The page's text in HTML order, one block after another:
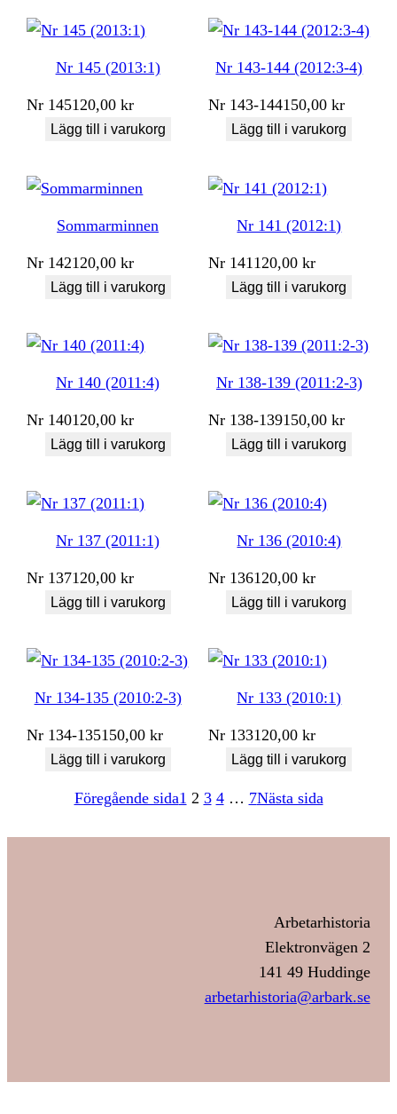
Nr 145 (2013:1)
Nr 145120,00kr
Lägg till i varukorg
Nr 143-144 (2012:3-4)
Nr 143-144150,00kr
Lägg till i varukorg
Sommarminnen
Nr 142120,00kr
Lägg till i varukorg
Nr 141 (2012:1)
Nr 141 120,00kr
Lägg till i varukorg
Nr 140 (2011:4)
Nr 140120,00kr
Lägg till i varukorg
Nr 138-139 (2011:2-3)
Nr 138-139150,00kr
Lägg till i varukorg
Nr 137 (2011:1)
Nr 137120,00kr
Lägg till i varukorg
Nr 136 (2010:4)
Nr 136120,00kr
Lägg till i varukorg
Nr 134-135 (2010:2-3)
Nr 134-135150,00kr
Lägg till i varukorg
Nr 133 (2010:1)
Nr 133120,00kr
Lägg till i varukorg
Föregående sida1 2 3 4 … 7Nästa sida
Arbetarhistoria
Elektronvägen 2
141 49 Huddinge
arbetarhistoria@arbark.se